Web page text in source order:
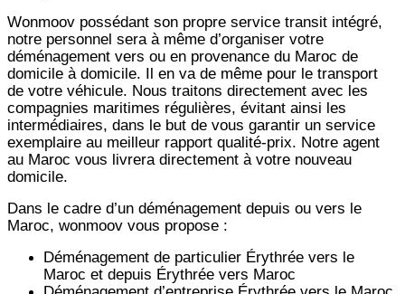
Wonmoov possédant son propre service transit intégré,
notre personnel sera à même d’organiser votre
déménagement vers ou en provenance du Maroc de
domicile à domicile. Il en va de même pour le transport
de votre véhicule. Nous traitons directement avec les
compagnies maritimes régulières, évitant ainsi les
intermédiaires, dans le but de vous garantir un service
exemplaire au meilleur rapport qualité-prix. Notre agent
au Maroc vous livrera directement à votre nouveau
domicile.
Dans le cadre d’un déménagement depuis ou vers le
Maroc, wonmoov vous propose :
Déménagement de particulier Érythrée vers le
Maroc et depuis Érythrée vers Maroc